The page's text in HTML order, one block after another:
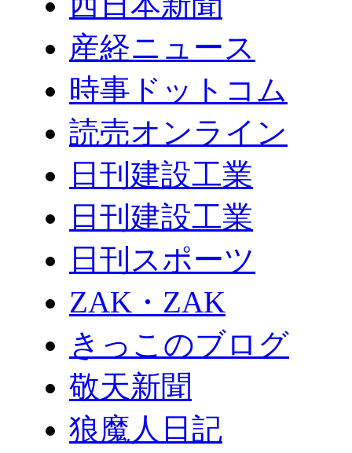
産経ニュース
時事ドットコム
読売オンライン
日刊建設工業
日刊建設工業
日刊スポーツ
ZAK・ZAK
きっこのブログ
敬天新聞
狼魔人日記